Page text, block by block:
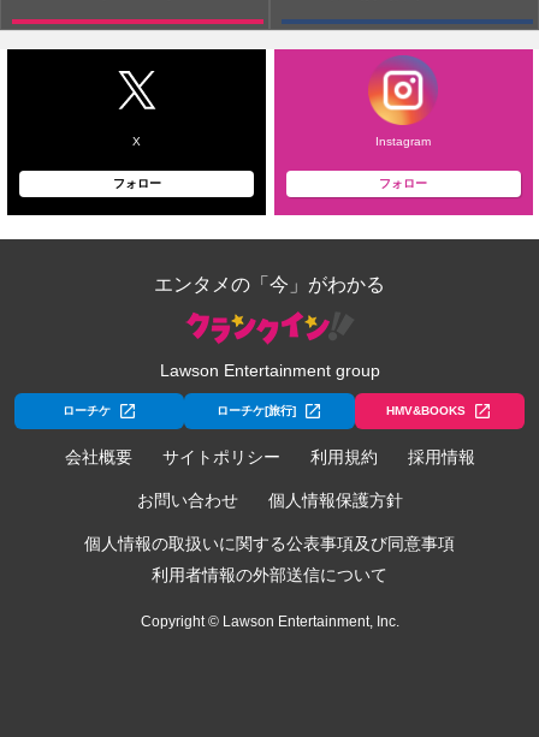
X
フォロー
Instagram
フォロー
エンタメの「今」がわかる
Lawson Entertainment group
ローチケ ローチケ[旅行] HMV&BOOKS
会社概要 サイトポリシー 利用規約 採用情報
お問い合わせ 個人情報保護方針
個人情報の取扱いに関する公表事項及び同意事項
利用者情報の外部送信について
Copyright © Lawson Entertainment, Inc.